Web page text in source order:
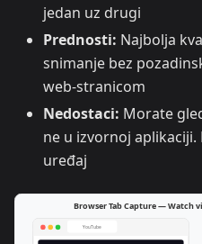
jedan uz drugi
Prednosti: Najbolja
snimanje bez
web-stranicom
Nedostaci: Morate
ne u izvornoj
uređaj